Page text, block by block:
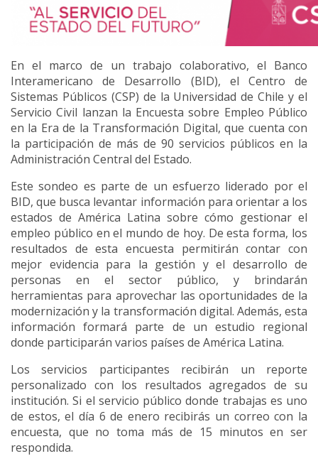
En el marco de un trabajo colaborativo, el Banco
Interamericano de Desarrollo (BID), el Centro de
Sistemas Públicos (CSP) de la Universidad de Chile y el
Servicio Civil lanzan la Encuesta sobre Empleo Público
en la Era de la Transformación Digital, que cuenta con
la participación de más de 90 servicios públicos en la
Administración Central del Estado.
Este sondeo es parte de un esfuerzo liderado por el
BID, que busca levantar información para orientar a los
estados de América Latina sobre cómo gestionar el
empleo público en el mundo de hoy. De esta forma, los
resultados de esta encuesta permitirán contar con
mejor evidencia para la gestión y el desarrollo de
personas en el sector público, y brindarán
herramientas para aprovechar las oportunidades de la
modernización y la transformación digital. Además, esta
información formará parte de un estudio regional
donde participarán varios países de América Latina.
Los servicios participantes recibirán un reporte
personalizado con los resultados agregados de su
institución. Si el servicio público donde trabajas es uno
de estos, el día 6 de enero recibirás un correo con la
encuesta, que no toma más de 15 minutos en ser
respondida.